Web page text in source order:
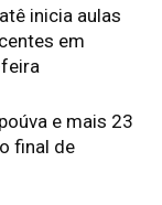
inicia aulas
em
e mais 23
final de